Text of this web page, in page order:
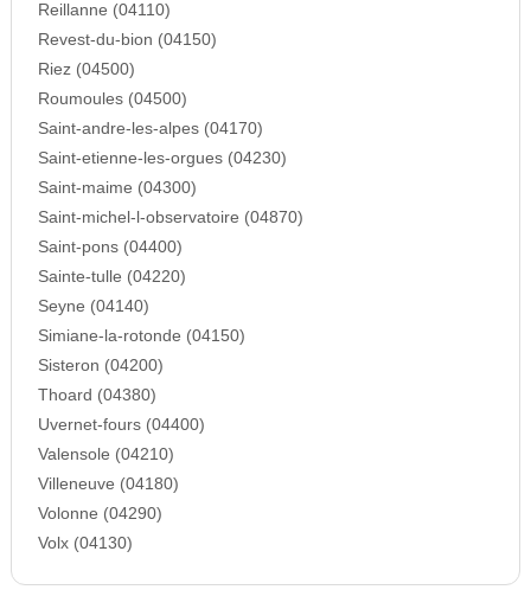
Reillanne (04110)
Revest-du-bion (04150)
Riez (04500)
Roumoules (04500)
Saint-andre-les-alpes (04170)
Saint-etienne-les-orgues (04230)
Saint-maime (04300)
Saint-michel-l-observatoire (04870)
Saint-pons (04400)
Sainte-tulle (04220)
Seyne (04140)
Simiane-la-rotonde (04150)
Sisteron (04200)
Thoard (04380)
Uvernet-fours (04400)
Valensole (04210)
Villeneuve (04180)
Volonne (04290)
Volx (04130)